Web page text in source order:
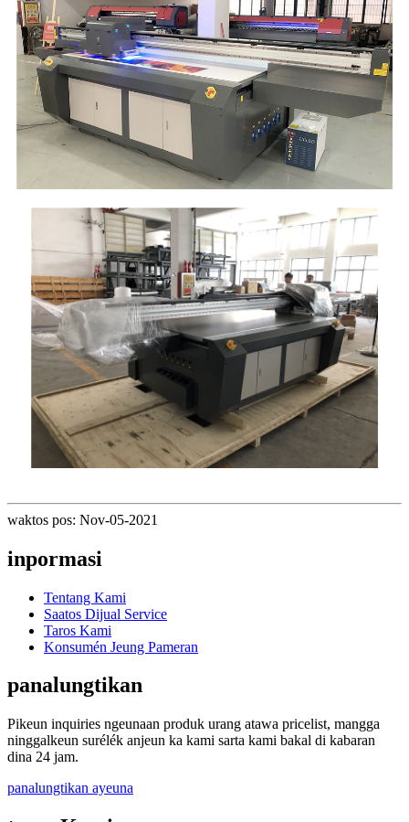
waktos pos: Nov-05-2021
inpormasi
Tentang Kami
Saatos Dijual Service
Taros Kami
Konsumén Jeung Pameran
panalungtikan
Pikeun inquiries ngeunaan produk urang atawa pricelist, mangga
ninggalkeun surélék anjeun ka kami sarta kami bakal di kabaran
dina 24 jam.
panalungtikan ayeuna